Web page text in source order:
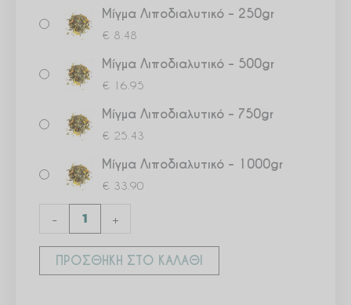
Μίγμα Λιποδιαλυτικό – 250gr
€ 8.48
Μίγμα Λιποδιαλυτικό – 500gr
€ 16.95
Μίγμα Λιποδιαλυτικό – 750gr
€ 25.43
Μίγμα Λιποδιαλυτικό – 1000gr
€ 33.90
- +
ΠΡΟΣΘΉΚΗ ΣΤΟ ΚΑΛΆΘΙ